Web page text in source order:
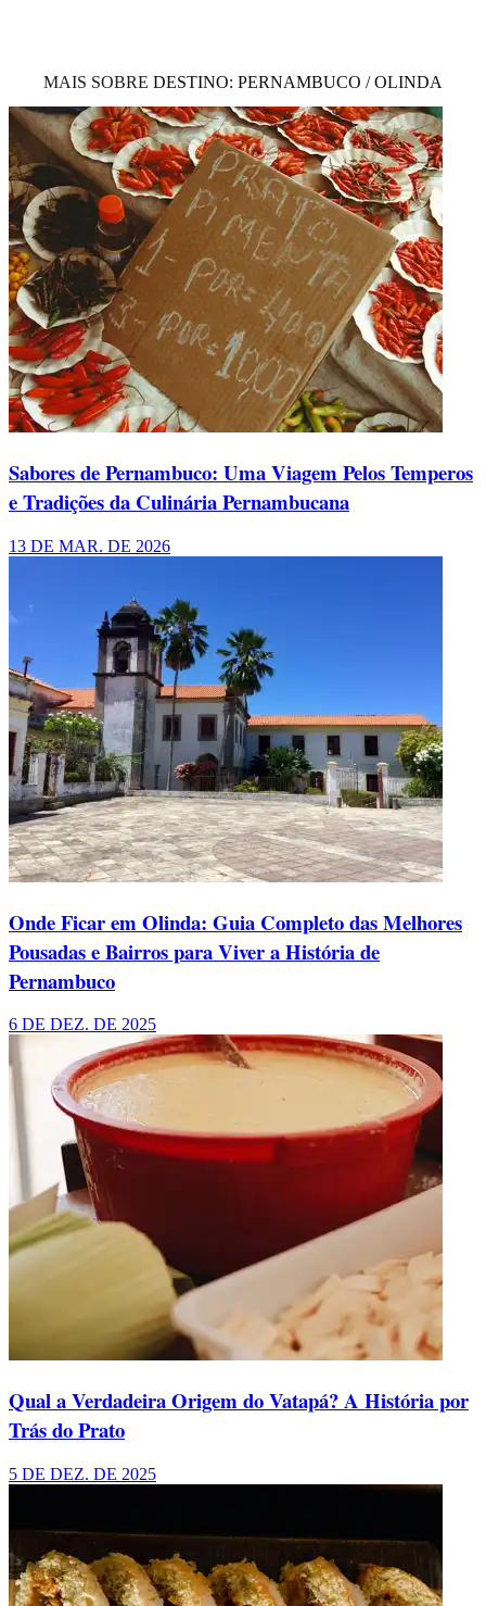
MAIS SOBRE DESTINO: PERNAMBUCO / OLINDA
Sabores de Pernambuco: Uma Viagem Pelos Temperos
e Tradições da Culinária Pernambucana
13 DE MAR. DE 2026
Onde Ficar em Olinda: Guia Completo das Melhores
Pousadas e Bairros para Viver a História de
Pernambuco
6 DE DEZ. DE 2025
Qual a Verdadeira Origem do Vatapá? A História por
Trás do Prato
5 DE DEZ. DE 2025